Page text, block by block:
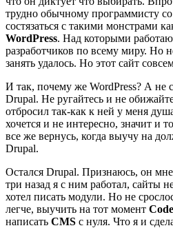
трудно обычному программисту
состязаться с такими монстрами
WordPress. Над которыми
разработчиков по всему миру. Но
занять удалось. Но этот сайт
И так, почему же WordPress? А не
Drupal. Не ругайтесь и не
отбросил так-как к ней у меня
хочется и не интересно, значит и
все же вернусь, когда выучу на
Drupal.
Остался Drupal. Признаюсь, он
три назад я с ним работал, сайты
хотел писать модули. Но не
легче, выучить на тот момент
написать CMS с нуля. Что я и